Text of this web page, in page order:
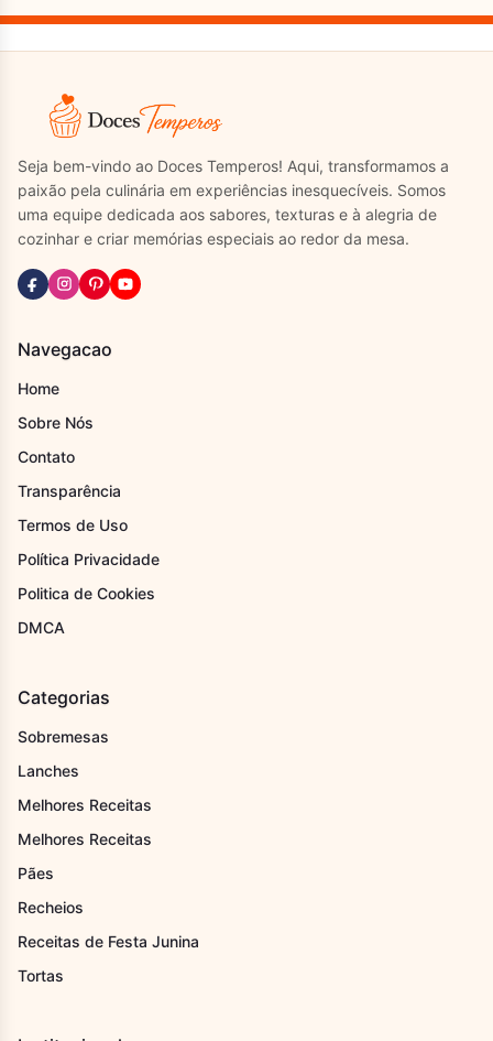
Seja bem-vindo ao Doces Temperos! Aqui, transformamos a
paixão pela culinária em experiências inesquecíveis. Somos
uma equipe dedicada aos sabores, texturas e à alegria de
cozinhar e criar memórias especiais ao redor da mesa.
Navegacao
Home
Sobre Nós
Contato
Transparência
Termos de Uso
Política Privacidade
Politica de Cookies
DMCA
Categorias
Sobremesas
Lanches
Melhores Receitas
Melhores Receitas
Pães
Recheios
Receitas de Festa Junina
Tortas